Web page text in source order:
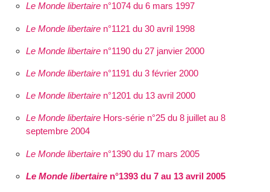
Le Monde libertairen°1074 du 6 mars 1997
Le Monde libertairen°1121 du 30 avril 1998
Le Monde libertairen°1190 du 27 janvier 2000
Le Monde libertairen°1191 du 3 février 2000
Le Monde libertairen°1201 du 13 avril 2000
Le Monde libertaireHors-série n°25 du 8 juillet au 8
septembre 2004
Le Monde libertairen°1390 du 17 mars 2005
Le Monde libertairen°1393 du 7 au 13 avril 2005